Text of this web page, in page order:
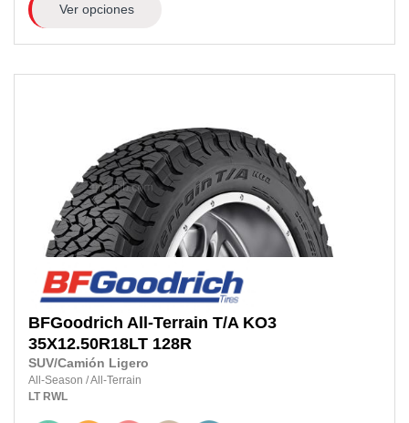
Ver opciones
BFGoodrich All-Terrain T/A KO3
35X12.50R18LT 128R
SUV/Camión Ligero
All-Season /All-Terrain
LT RWL